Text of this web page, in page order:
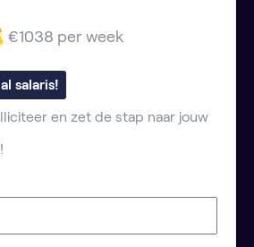
€1038 per week
salaris!
en zet de stap naar jouw